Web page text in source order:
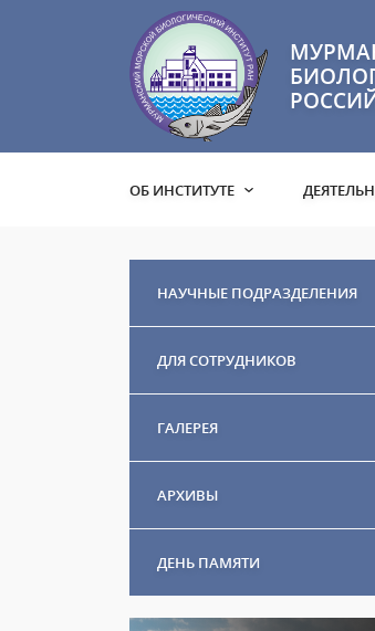
ОБ ИНСТИТУТЕ
НАУЧНЫЕ ПОДРАЗДЕЛЕНИЯ
ДЛЯ СОТРУДНИКОВ
ГАЛЕРЕЯ
АРХИВЫ
ДЕНЬ ПАМЯТИ